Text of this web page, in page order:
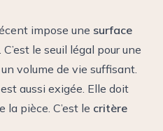
impose une surface
C’est le seuil légal pour une
volume de vie suffisant.
aussi exigée. Elle doit
la pièce. C’est le critère